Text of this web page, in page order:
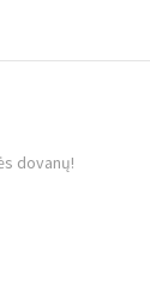
dovanų!